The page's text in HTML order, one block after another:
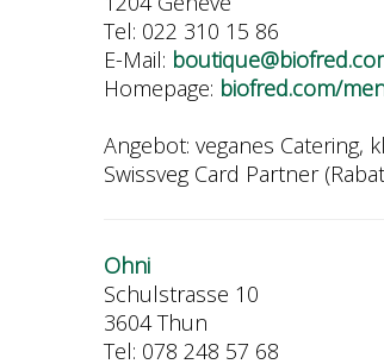
Tel: 022 310 15 86
E-Mail:
Homepage: biofred.com/
Angebot: veganes Catering,
Swissveg Card Partner
Ohni
Schulstrasse 10
3604 Thun
Tel: 078 248 57 68